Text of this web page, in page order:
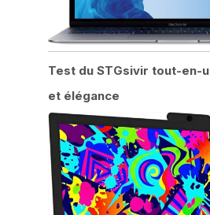
Test du STGsivir tout-en-
et élégance